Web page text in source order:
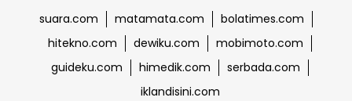
suara.com matamata.com
bolatimes.com
hitekno.com
dewiku.com
mobimoto.com
guideku.com
himedik.com
serbada.com
iklandisini.com